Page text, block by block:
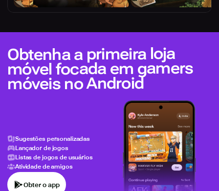
Obtenha a primeira loja
móvel focada em gamers
móveis no Android
Sugestões personalizadas
Lançador de jogos
Listas de jogos de usuários
Atividade de amigos
Obter o app